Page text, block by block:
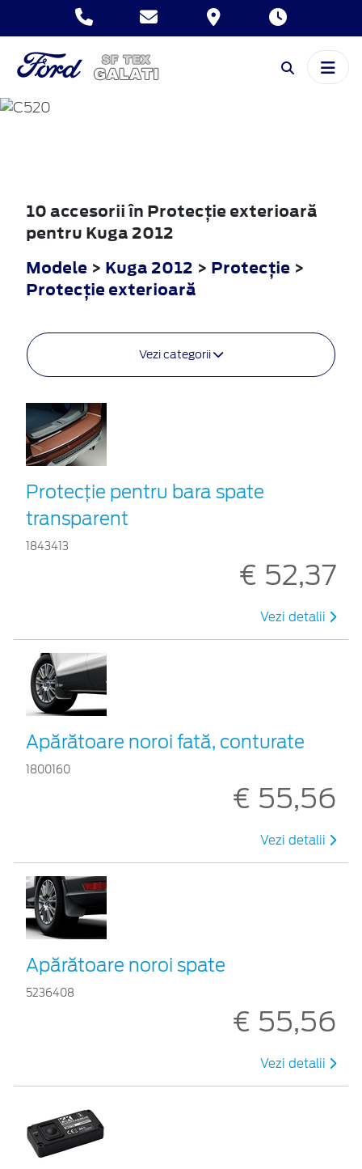
KUGA
10 accesorii în Protecţie exterioară
pentru Kuga 2012
Modele > Kuga 2012 > Protecţie >
Protecţie exterioară
Vezi categorii
Protecţie pentru bara spate
transparent
1843413
€ 52,37
Vezi detalii
Apărătoare noroi fată, conturate
1800160
€ 55,56
Vezi detalii
Apărătoare noroi spate
5236408
€ 55,56
Vezi detalii